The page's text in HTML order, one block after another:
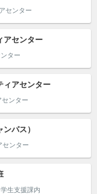
センター
アセンター
ター
ィアセンター
ンター
パス）
センター
生支援課内